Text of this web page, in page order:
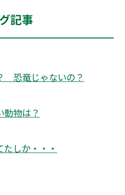
記事
恐竜じゃないの？
動物は？
しか・・・